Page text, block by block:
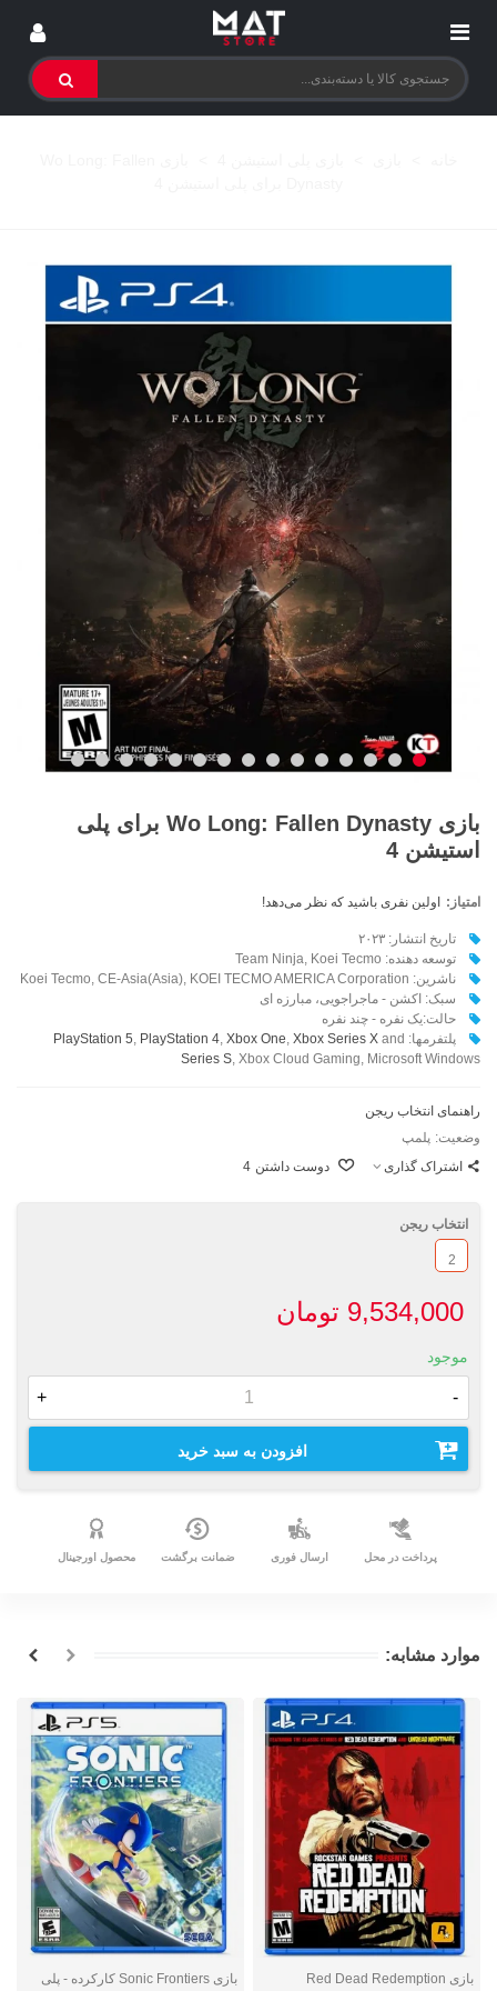
بازی Wo Long: Fallen Dynasty برای پلی
استیشن 4
امتیاز: اولین نفری باشید که نظر می‌دهد!
تاریخ انتشار: ۲۰۲۳
توسعه دهنده: Team Ninja, Koei Tecmo
ناشرین: Koei Tecmo, CE-Asia(Asia), KOEI TECMO AMERICA Corporation
سبک: اکشن - ماجراجویی، مبارزه ای
حالت:‌یک نفره - چند نفره
پلتفرمها:
PlayStation 5 PlayStation 4, Xbox One Xbox Series Xand
Series S , Xbox Cloud Gaming, Microsoft Windows
راهنمای انتخاب ریجن
وضعیت: پلمپ
اشتراک گذاری
دوست داشتن 4
انتخاب ریجن
2
9,534,000 تومان
موجود
-
+
افزودن به سبد خرید
پرداخت در محل ارسال فوری ضمانت برگشت محصول اورجینال
موارد مشابه:
بازی Red Dead Redemption بازی Sonic Frontiers کارکرده - پلی